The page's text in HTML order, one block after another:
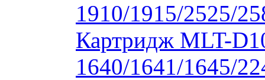
1910/1915/2525/
Картридж MLT-
1640/1641/1645/